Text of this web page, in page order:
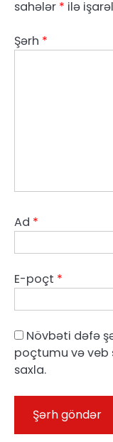
sahələr * ilə
Şərh *
Ad *
E-poçt *
Növbəti dəfə
poçtumu və veb
saxla.